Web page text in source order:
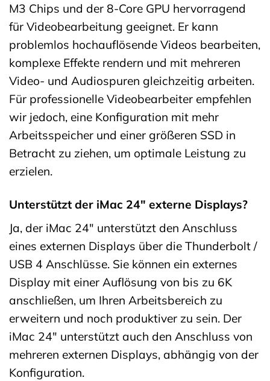
M3 Chips und der 8-Core GPU hervorragend
für Videobearbeitung geeignet. Er kann
problemlos hochauflösende Videos bearbeiten,
komplexe Effekte rendern und mit mehreren
Video- und Audiospuren gleichzeitig arbeiten.
Für professionelle Videobearbeiter empfehlen
wir jedoch, eine Konfiguration mit mehr
Arbeitsspeicher und einer größeren SSD in
Betracht zu ziehen, um optimale Leistung zu
erzielen.
Unterstützt der iMac 24″ externe Displays?
Ja, der iMac 24″ unterstützt den Anschluss
eines externen Displays über die Thunderbolt /
USB 4 Anschlüsse. Sie können ein externes
Display mit einer Auflösung von bis zu 6K
anschließen, um Ihren Arbeitsbereich zu
erweitern und noch produktiver zu sein. Der
iMac 24″ unterstützt auch den Anschluss von
mehreren externen Displays, abhängig von der
Konfiguration.